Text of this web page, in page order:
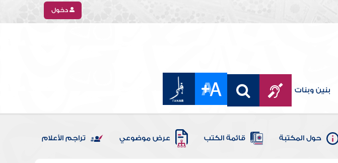
دخول
بنين وبنات
حول المكتبة قائمة الكتب عرض موضوعي تراجم الأعلام